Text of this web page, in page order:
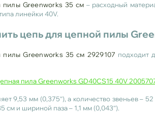
пилы Greenworks 35 см – расходный
линейки 40V.
цепь для цепной пилы
Greenworks 35 см 2929107 подходит
пила Greenworks GD40CS15 40V
9,53 мм (0,375″), а количество звеньев –
см и шириной паза – 1,1 мм (0,043″).